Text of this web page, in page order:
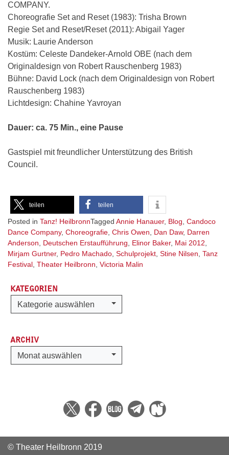
COMPANY.
Choreografie Set and Reset (1983): Trisha Brown
Regie Set and Reset/Reset (2011): Abigail Yager
Musik: Laurie Anderson
Kostüm: Celeste Dandeker-Arnold OBE (nach dem
Originaldesign von Robert Rauschenberg 1983)
Bühne: David Lock (nach dem Originaldesign von Robert
Rauschenberg 1983)
Lichtdesign: Chahine Yavroyan
Dauer: ca. 75 Min., eine Pause
Gastspiel mit freundlicher Unterstützung des British
Council.
teilen teilen
Posted in Tanz! HeilbronnTagged Annie Hanauer, Blog, Candoco
Dance Company, Choreografie, Chris Owen, Dan Daw, Darren
Anderson, Deutschen Erstaufführung, Elinor Baker, Mai 2012,
Mirjam Gurtner, Pedro Machado, Schulprojekt, Stine Nilsen, Tanz
Festival, Theater Heilbronn, Victoria Malin
KATEGORIEN
Kategorien
Kategorie auswählen
ARCHIV
Archiv
Monat auswählen
© Theater Heilbronn 2019